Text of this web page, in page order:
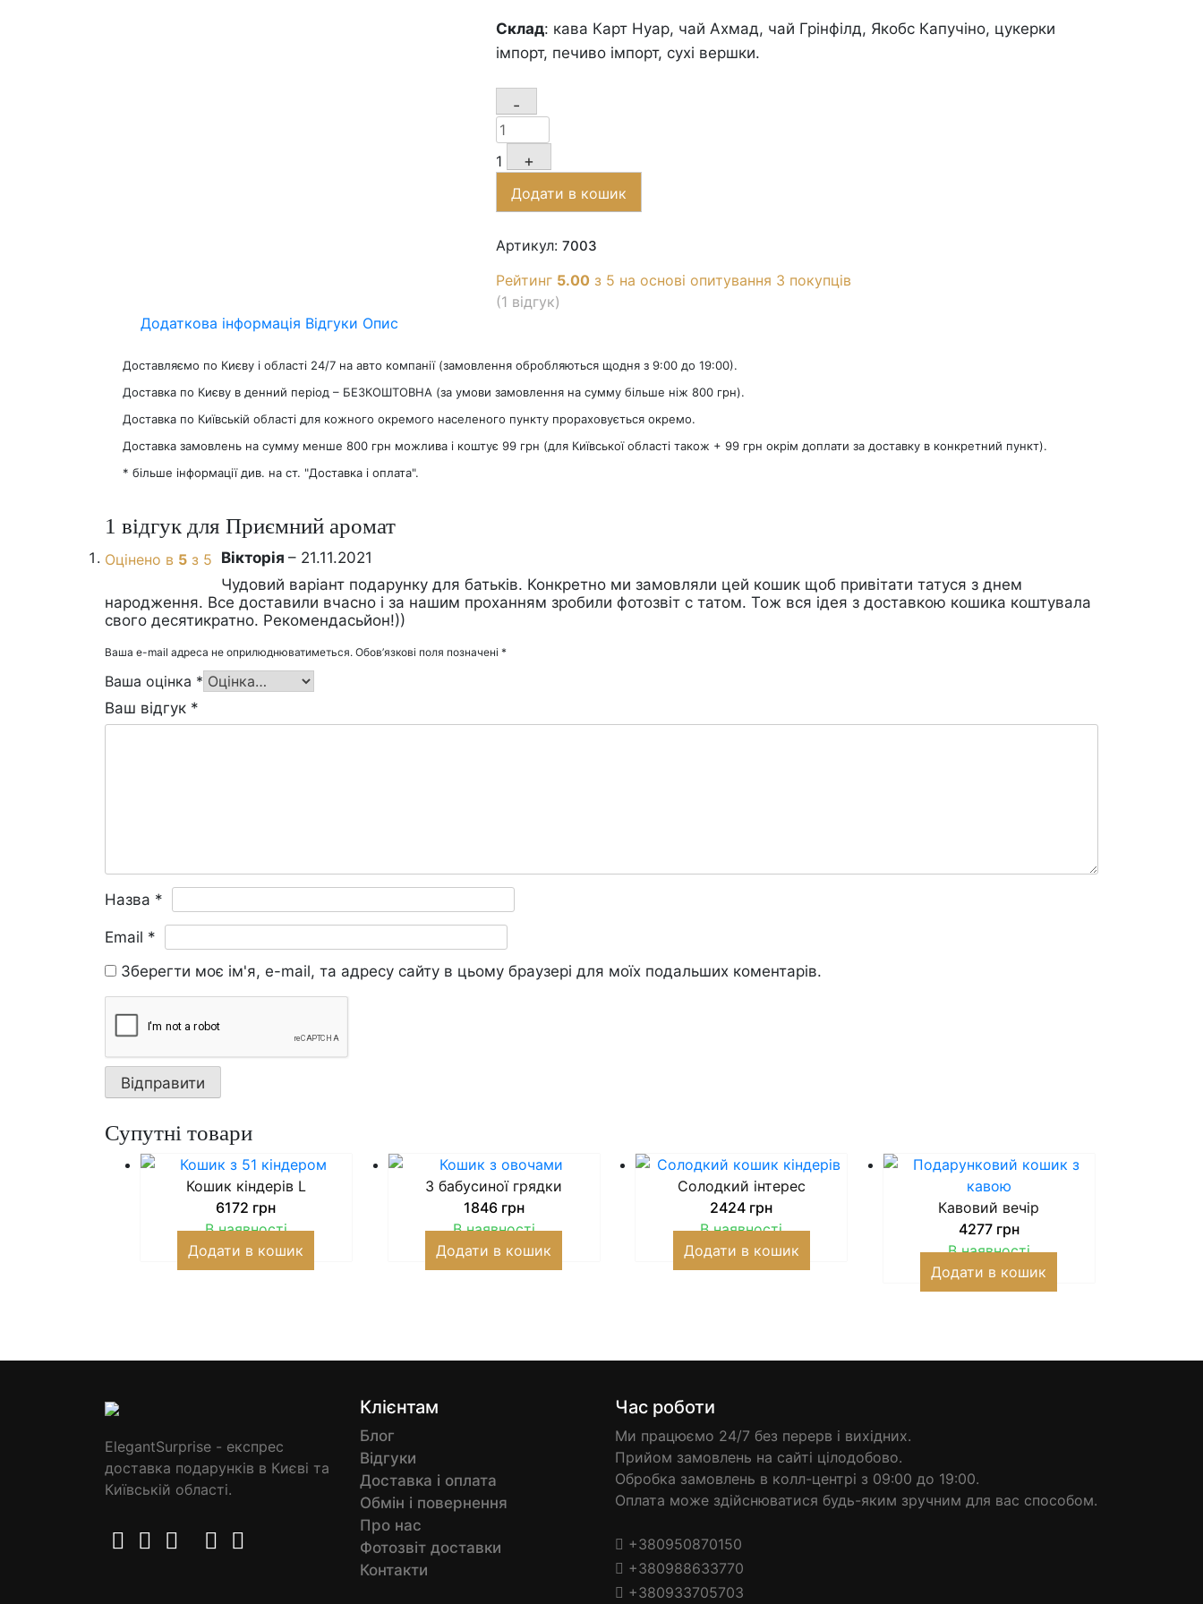
Склад: кава Карт Нуар, чай Ахмад, чай Грінфілд, Якобс Капучіно, цукерки
імпорт, печиво імпорт, сухі вершки.
-
1 +
Додати в кошик
Артикул:7003
Рейтинг 5.00 з 5 на основі опитування 3 покупців
(1 відгук)
Додаткова інформація Відгуки Опис
Доставляємо по Києву і області 24/7 на авто компанії (замовлення обробляються щодня з 9:00 до 19:00).
Доставка по Києву в денний період – БЕЗКОШТОВНА (за умови замовлення на сумму більше ніж 800 грн).
Доставка по Київській області для кожного окремого населеного пункту прораховується окремо.
Доставка замовлень на сумму менше 800 грн можлива і коштує 99 грн (для Київської області також + 99 грн окрім доплати за доставку в конкретний пункт).
* більше інформації див. на ст. "Доставка і оплата".
1 відгук для Приємний аромат
Оцінено в 5 з 5 Вікторія – 21.11.2021
Чудовий варіант подарунку для батьків. Конкретно ми замовляли цей кошик щоб привітати татуся з днем
народження. Все доставили вчасно і за нашим проханням зробили фотозвіт с татом. Тож вся ідея з доставкою кошика коштувала
свого десятикратно. Рекомендасьйон!))
Ваша e-mail адреса не оприлюднюватиметься. Обов’язкові поля позначені *
Ваша оцінка *
Ваш відгук *
Назва *
Email *
Зберегти моє ім'я, e-mail, та адресу сайту в цьому браузері для моїх подальших коментарів.
Супутні товари
Кошик кіндерів L
6172 грн
В наявності
Додати в кошик
З бабусиної грядки
1846грн
В наявності
Додати в кошик
Cолодкий інтерес
2424 грн
В наявності
Додати в кошик
Кавовий вечір
4277грн
В наявності
Додати в кошик
ElegantSurprise - експрес
доставка подарунків в Києві та
Київській області.
Клієнтам
Блог
Відгуки
Доставка і оплата
Обмін і повернення
Про нас
Фотозвіт доставки
Контакти
Час роботи
Ми працюємо 24/7 без перерв і вихідних.
Прийом замовлень на сайті цілодобово.
Обробка замовлень в колл-центрі з 09:00 до 19:00.
Оплата може здійснюватися будь-яким зручним для вас способом.
+380950870150
+380988633770
+380933705703